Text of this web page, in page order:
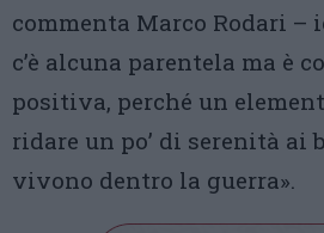
commenta Marco Rodari –
c’è alcuna parentela ma è
positiva, perché un
ridare un po’ di serenità ai
vivono dentro la guerra».